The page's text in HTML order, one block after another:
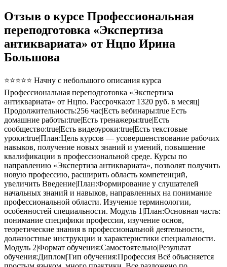
Отзыв о курсе Профессиональная
переподготовка «Экспертиза
антиквариата» от Нцпо Ирина
Большова
⭐⭐⭐⭐⭐ Начну с небольшого описания курса
Профессиональная переподготовка «Экспертиза
антиквариата» от Нцпо. Рассрочка:от 1320 руб. в месяц|
Продолжительность:256 час|Есть вебинары:true|Есть
домашние работы:true|Есть тренажеры:true|Есть
сообщество:true|Есть видеоуроки:true|Есть текстовые
уроки:true|План:Цель курсов — усовершенствование рабочих
навыков, получение новых знаний и умений, повышение
квалификации в профессиональной среде. Курсы по
направлению «Экспертиза антиквариата», позволят получить
новую профессию, расширить область компетенций,
увеличить Введение|План:Формирование у слушателей
начальных знаний и навыков, направленных на понимание
профессиональной области. Изучение терминологии,
особенностей специальности. Модуль 1|План:Основная часть:
понимание специфики профессии, изучение основ,
теоретические знания в профессиональной деятельности,
должностные инструкции и характеристики специальности.
Модуль 2|Формат обучения:Самостоятельно|Результат
обучения:Диплом|Тип обучения:Профессия Всё объясняется